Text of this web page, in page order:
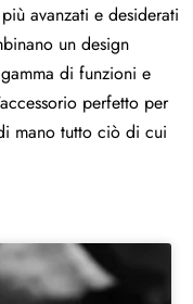
avanzati e desiderati
un design
di funzioni e
perfetto per
mano tutto ciò di cui